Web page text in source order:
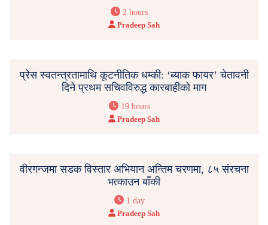
2 hours
Pradeep Sah
प्रेस स्वतन्त्रतामाथि कूटनीतिक धम्की: ‘ब्याक फायर’ चेतावनी
दिने प्रथम सचिवविरुद्ध कारबाहीको माग
19 hours
Pradeep Sah
वीरगन्जमा सडक विस्तार अभियान अन्तिम चरणमा, ८५ संरचना
भत्काउन बाँकी
1 day
Pradeep Sah